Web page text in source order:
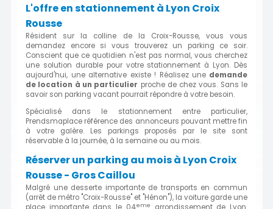
L'offre en stationnement à Lyon Croix
Rousse
Résident sur la colline de la Croix-Rousse, vous vous
demandez encore si vous trouverez un parking ce soir.
Conscient que ce quotidien n'est pas normal, vous cherchez
une solution durable pour votre stationnement à Lyon. Dès
aujourd'hui, une alternative existe ! Réalisez une demande
de location à un particulier proche de chez vous. Sans le
savoir son parking vacant pourrait répondre à votre besoin.
Spécialisé dans le stationnement entre particulier,
Prendsmaplace référence des annonceurs pouvant mettre fin
à votre galère. Les parkings proposés par le site sont
réservable à la journée, à la semaine ou au mois.
Réserver un parking au mois à Lyon Croix
Rousse - Gros Caillou
Malgré une desserte importante de transports en commun
(arrêt de métro "Croix-Rousse" et "Hénon"), la voiture garde une
eme